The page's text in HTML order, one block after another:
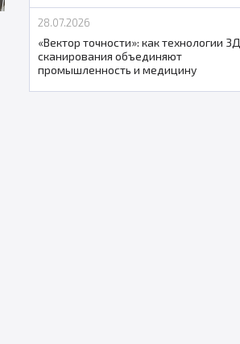
28.07.2026
«Вектор точности»: как технологии 3Д
сканирования объединяют
промышленность и медицину